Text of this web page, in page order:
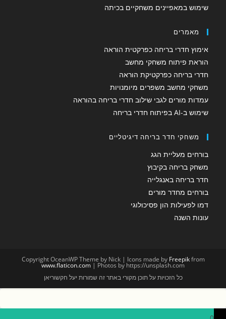
שימוש במאפיינים משחקיים בכיתה
מאמרים
אימוץ חדרי בריחה כפרקטית הוראה
הוראת פיתוח משחקי מחשב
חדרי בריחה כפרקטיקת הוראה
משחקי מחשב משפרים מיומנויות
עמדות מורים לגבי שילוב חדרי בריחה בהוראה
שימוש ב-AI בפיתוח חדרי בריחה
משחקי חדר בריחה דיגיטליים
בורחים מעליית הגג
משחק בריחה בקיבוץ
חדר בריחה באנגלייה
בורחים מחדר מורים
דמו לפעילות הון פסיכולוגי
עונות השנה
Copyright OceanWP Theme by Nick | Icons made by Freepikfrom
www.flaticon.com | Photos by https://unsplash.com
כל הזכויות על תוכן מקורי באתר זה שמורות יעל חקשוריאן